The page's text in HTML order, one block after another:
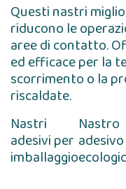
Questi nastri
riducono le
aree di contatto.
ed efficace per la
scorrimento o la
riscaldate.
Nastri
adesivi per
imballaggio
Nastro
adesivo